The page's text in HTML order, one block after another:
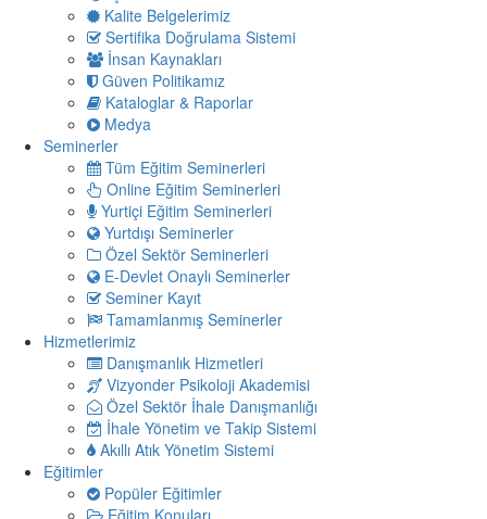
Kalite Belgelerimiz
Sertifika Doğrulama Sistemi
İnsan Kaynakları
Güven Politikamız
Kataloglar & Raporlar
Medya
Seminerler
Tüm Eğitim Seminerleri
Online Eğitim Seminerleri
Yurtiçi Eğitim Seminerleri
Yurtdışı Seminerler
Özel Sektör Seminerleri
E-Devlet Onaylı Seminerler
Seminer Kayıt
Tamamlanmış Seminerler
Hizmetlerimiz
Danışmanlık Hizmetleri
Vizyonder Psikoloji Akademisi
Özel Sektör İhale Danışmanlığı
İhale Yönetim ve Takip Sistemi
Akıllı Atık Yönetim Sistemi
Eğitimler
Popüler Eğitimler
Eğitim Konuları